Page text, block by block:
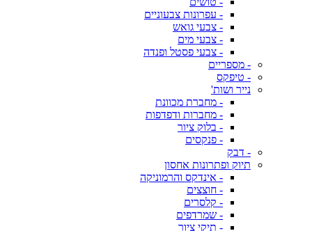
- עפרונות צבעוניים
- צבעי גואש
- צבעי מים
- צבעי פסטל ופנדה
- מספריים
- טיפקס
נייר ושות'
- מחברת מכוונת
- מחברות ודפדפות
- בלוק ציור
- פנקסים
- דבק
תיוק ופתרונות אחסון
- אינדקס והרמוניקה
- חוצצים
- קלסרים
- שמרדפים
- תיקי ציור